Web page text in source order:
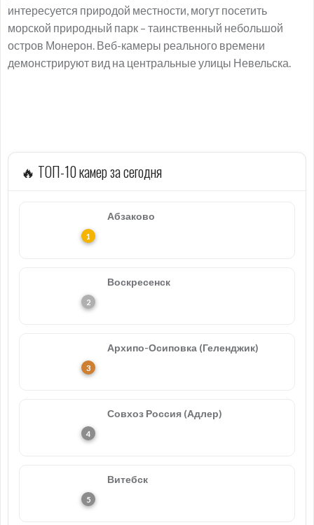
интересуется природой местности, могут посетить
морской природный парк – таинственный небольшой
остров Монерон. Веб-камеры реального времени
демонстрируют вид на центральные улицы Невельска.
🔥 ТОП-10 камер за сегодня
Абзаково
Воскресенск
Архипо-Осиповка (Геленджик)
Совхоз Россия (Адлер)
Витебск